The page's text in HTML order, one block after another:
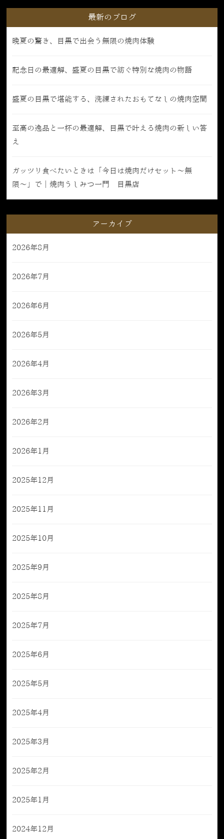
最新のブログ
晩夏の驚き、目黒で出会う無限の焼肉体験
記念日の最適解、盛夏の目黒で紡ぐ特別な焼肉の物語
盛夏の目黒で堪能する、洗練されたおもてなしの焼肉空間
至高の逸品と一杯の最適解、目黒で叶える焼肉の新しい答
え
ガッツリ食べたいときは「今日は焼肉だけセット〜無
限〜」で｜焼肉うしみつ一門 目黒店
アーカイブ
2026年8月
2026年7月
2026年6月
2026年5月
2026年4月
2026年3月
2026年2月
2026年1月
2025年12月
2025年11月
2025年10月
2025年9月
2025年8月
2025年7月
2025年6月
2025年5月
2025年4月
2025年3月
2025年2月
2025年1月
2024年12月